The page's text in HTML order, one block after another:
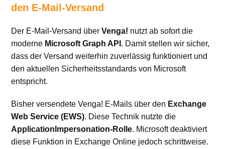
den E-Mail-Versand
Der E-Mail-Versand überVenga! nutzt ab sofort die
moderne Microsoft Graph API . Damit stellen wir sicher,
dass der Versand weiterhin zuverlässig funktioniert und
den aktuellen Sicherheitsstandards von Microsoft
entspricht.
Bisher versendete Venga! E-Mails über den Exchange
Web Service (EWS). Diese Technik nutzte die
ApplicationImpersonation-Rolle. Microsoft deaktiviert
diese Funktion in Exchange Online jedoch schrittweise.